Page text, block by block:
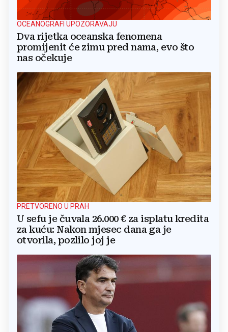
OCEANOGRAFI UPOZORAVAJU
Dva rijetka oceanska fenomena
promijenit će zimu pred nama, evo što
nas očekuje
PRETVORENO U PRAH
U sefu je čuvala 26.000 € za isplatu kredita
za kuću: Nakon mjesec dana ga je
otvorila, pozlilo joj je